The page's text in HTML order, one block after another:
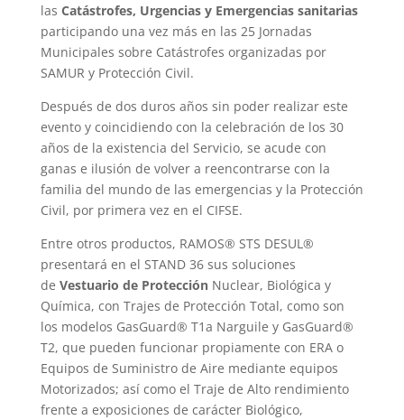
las Catástrofes, Urgencias y Emergencias sanitarias
participando una vez más en las 25 Jornadas
Municipales sobre Catástrofes organizadas por
SAMUR y Protección Civil.
Después de dos duros años sin poder realizar este
evento y coincidiendo con la celebración de los 30
años de la existencia del Servicio, se acude con
ganas e ilusión de volver a reencontrarse con la
familia del mundo de las emergencias y la Protección
Civil, por primera vez en el CIFSE.
Entre otros productos, RAMOS® STS DESUL®
presentará en el STAND 36 sus soluciones
de Vestuario de ProtecciónNuclear, Biológica y
Química, con Trajes de Protección Total, como son
los modelos GasGuard® T1a Narguile y GasGuard®
T2, que pueden funcionar propiamente con ERA o
Equipos de Suministro de Aire mediante equipos
Motorizados; así como el Traje de Alto rendimiento
frente a exposiciones de carácter Biológico,